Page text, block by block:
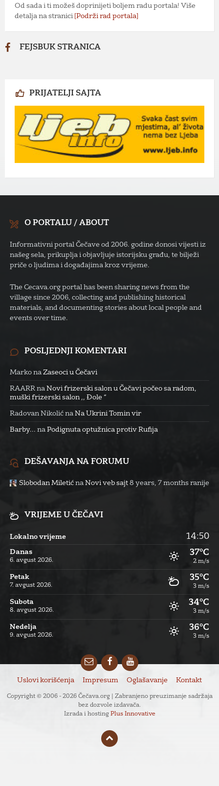
Od sada i ti možeš doprinijeti boljem radu portala! Više
detalja na stranici [Podrži rad portala]
FEJSBUK STRANICA
PRIJATELJI SAJTA
O PORTALU / ABOUT
Informativni portal Čečave od 2006. godine donosi vijesti iz
našeg sela, prikuplja i objavljuje istorijsku građu, te bilježi
priče o ljudima i događajima kroz vrijeme.
The Cecava.org portal has been sharing news from the
village since 2006, collecting and publishing historical
materials, and documenting stories about local people and
events over time.
POSLJEDNJI KOMENTARI
Marko na Zaseoci u Čečavi
RAARR na Novi frizerski salon u Čečavi počeo sa radom,
muški frizerski salon ,, Đole “
Radovan Nikolić na Na Ukrini Tomin vir
Barby... na Podignuta optužnica protiv Rufija
DEŠAVANJA NA FORUMU
Slobodan Miletić na Novi veb sajt 8 years, 7 months ranije
VRIJEME U ČEČAVI
Lokalno vrijeme 14:50
Danas
6. avgust 2026.
37°C
2 m/s
Petak
7. avgust 2026.
35°C
3 m/s
Subota
8. avgust 2026.
34°C
3 m/s
Nedelja
9. avgust 2026.
36°C
3 m/s
EmailFacebookYouTube
Uslovi korišćenja Impresum Oglašavanje Kontakt
Copyright © 2006 - 2026 Čečava.org | Zabranjeno preuzimanje sadržaja
bez dozvole izdavača.
Izrada i hosting Plus Innovative